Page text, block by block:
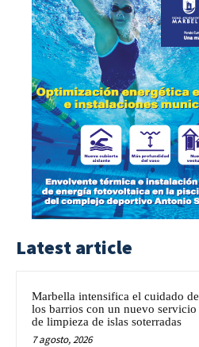
Latest article
Marbella intensifica el cuidado de
los barrios con un nuevo servicio
de limpieza de islas soterradas
7 agosto, 2026